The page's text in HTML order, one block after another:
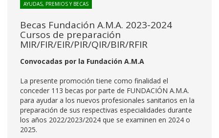
AYUDAS, PREMIOS Y BECAS
Becas Fundación A.M.A. 2023-2024
Cursos de preparación
MIR/FIR/EIR/PIR/QIR/BIR/RFIR
Convocadas por la Fundación A.M.A
La presente promoción tiene como finalidad el
conceder 113 becas por parte de FUNDACIÓN A.M.A.
para ayudar a los nuevos profesionales sanitarios en la
preparación de sus respectivas especialidades durante
los años 2022/2023/2024 que se examinen en 2024 o
2025.